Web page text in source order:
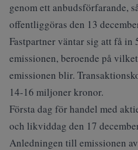
genom ett anbudsförfarande,
offentliggöras den 13
Fastpartner väntar sig att få
emissionen, beroende på
emissionen blir.
14-16 miljoner kronor.
Första dag för handel med
och likviddag den 17
Anledningen till emissionen